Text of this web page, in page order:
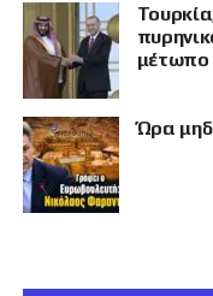
μέτωπο
Ώρα